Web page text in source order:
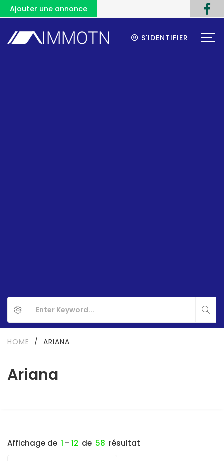
Ajouter une annonce
S'IDENTIFIER
Ariana
HOME / ARIANA
Affichage de 1 –12 de 58 résultat